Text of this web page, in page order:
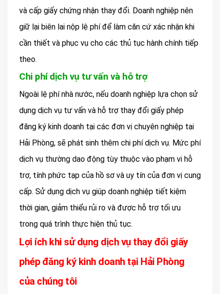
và cấp giấy chứng nhận thay đổi. Doanh nghiệp nên
giữ lại biên lai nộp lệ phí để làm căn cứ xác nhận khi
cần thiết và phục vụ cho các thủ tục hành chính tiếp
theo.
Chi phí dịch vụ tư vấn và hỗ trợ
Ngoài lệ phí nhà nước, nếu doanh nghiệp lựa chọn sử
dụng dịch vụ tư vấn và hỗ trợ thay đổi giấy phép
đăng ký kinh doanh tại các đơn vị chuyên nghiệp tại
Hải Phòng, sẽ phát sinh thêm chi phí dịch vụ. Mức phí
dịch vụ thường dao động tùy thuộc vào phạm vi hỗ
trợ, tính phức tạp của hồ sơ và uy tín của đơn vị cung
cấp. Sử dụng dịch vụ giúp doanh nghiệp tiết kiệm
thời gian, giảm thiểu rủi ro và được hỗ trợ tối ưu
trong quá trình thực hiện thủ tục.
Lợi ích khi sử dụng dịch vụ thay đổi giấy
phép đăng ký kinh doanh tại Hải Phòng
của chúng tôi